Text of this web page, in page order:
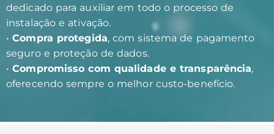
dedicado para auxiliar em todo o processo de
instalação e ativação.
•Compra protegida, com sistema de pagamento
seguro e proteção de dados.
•Compromisso com qualidade e transparência,
oferecendo sempre o melhor custo-benefício.